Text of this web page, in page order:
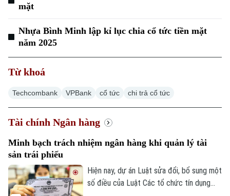
mặt
Nhựa Bình Minh lập kỉ lục chia cổ tức tiền mặt
năm 2025
Từ khoá
Techcombank VPBank cổ tức chi trả cổ tức
Tài chính Ngân hàng
Minh bạch trách nhiệm ngân hàng khi quản lý tài
sản trái phiếu
Hiện nay, dự án Luật sửa đổi, bổ sung một
số điều của Luật Các tổ chức tín dụng